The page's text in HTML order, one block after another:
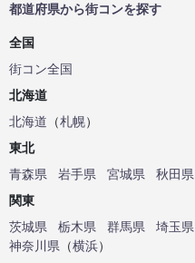
都道府県から街コンを探す
全国
街コン全国
北海道
北海道 （札幌）
東北
青森県
岩手県 宮城県 秋田県
関東
茨城県
栃木県 群馬県 埼玉県
神奈川県 （横浜）